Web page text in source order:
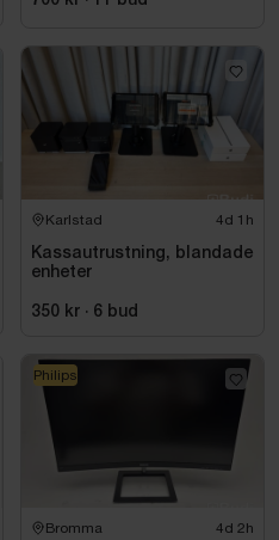
Karlstad 4d 1h
Kassautrustning, blandade
enheter
350 kr · 6 bud
Bromma 4d 2h
Philips